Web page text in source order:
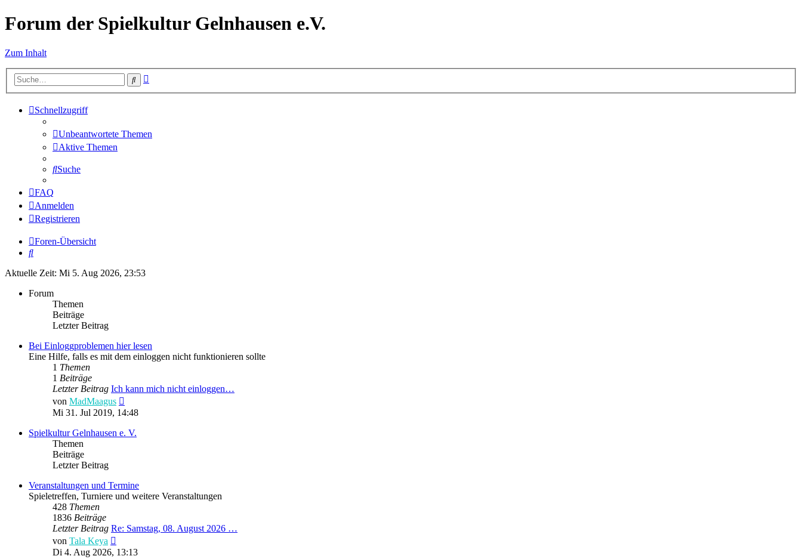
Forum der Spielkultur Gelnhausen e.V.
Zum Inhalt
Suche
Schnellzugriff
Unbeantwortete Themen
Aktive Themen
Suche
FAQ
Anmelden
Registrieren
Foren-Übersicht
Suche
Aktuelle Zeit: Mi 5. Aug 2026, 23:53
Forum
Themen
Beiträge
Letzter Beitrag
Bei Einloggproblemen hier lesen
Eine Hilfe, falls es mit dem einloggen nicht funktionieren sollte
1 Themen
1 Beiträge
Letzter Beitrag Ich kann mich nicht einloggen…
von MadMaagus
Beitrag
Mi 31. Jul 2019, 14:48
Spielkultur Gelnhausen e. V.
Themen
Beiträge
Letzter Beitrag
Veranstaltungen und Termine
Spieletreffen, Turniere und weitere Veranstaltungen
428 Themen
1836 Beiträge
Letzter Beitrag Re: Samstag, 08. August 2026 …
von Tala Keya
Beitrag
Di 4. Aug 2026, 13:13